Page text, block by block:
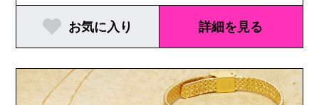
お気に入り 詳細を見る